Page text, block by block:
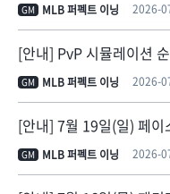
GM MLB 퍼펙트 이닝 2026-
GM MLB 퍼펙트 이닝 2026-
[안내] 7월 19일(일) 페이
GM MLB 퍼펙트 이닝 2026-